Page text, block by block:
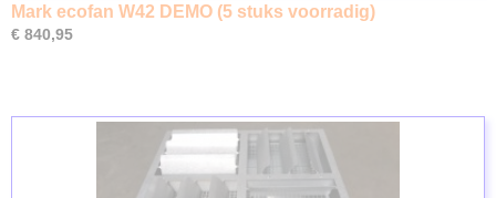
Mark ecofan W42 DEMO (5 stuks voorradig)
€ 840,95